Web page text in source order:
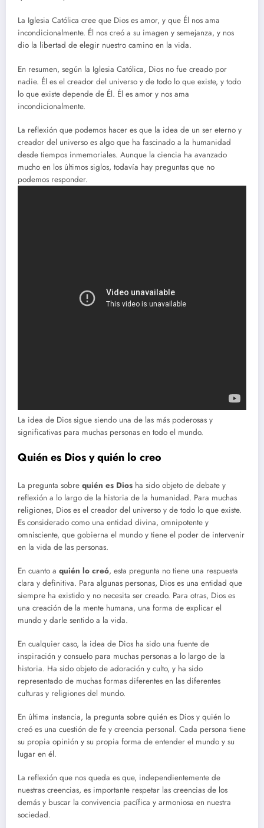
La Iglesia Católica cree que Dios es amor, y que Él nos ama
incondicionalmente. Él nos creó a su imagen y semejanza, y nos
dio la libertad de elegir nuestro camino en la vida.
En resumen, según la Iglesia Católica, Dios no fue creado por
nadie. Él es el creador del universo y de todo lo que existe, y todo
lo que existe depende de Él. Él es amor y nos ama
incondicionalmente.
La reflexión que podemos hacer es que la idea de un ser eterno y
creador del universo es algo que ha fascinado a la humanidad
desde tiempos inmemoriales. Aunque la ciencia ha avanzado
mucho en los últimos siglos, todavía hay preguntas que no
podemos responder.
La idea de Dios sigue siendo una de las más poderosas y
significativas para muchas personas en todo el mundo.
Quién es Dios y quién lo creo
La pregunta sobre quién es Dios ha sido objeto de debate y
reflexión a lo largo de la historia de la humanidad. Para muchas
religiones, Dios es el creador del universo y de todo lo que existe.
Es considerado como una entidad divina, omnipotente y
omnisciente, que gobierna el mundo y tiene el poder de intervenir
en la vida de las personas.
En cuanto a quién lo creó, esta pregunta no tiene una respuesta
clara y definitiva. Para algunas personas, Dios es una entidad que
siempre ha existido y no necesita ser creado. Para otras, Dios es
una creación de la mente humana, una forma de explicar el
mundo y darle sentido a la vida.
En cualquier caso, la idea de Dios ha sido una fuente de
inspiración y consuelo para muchas personas a lo largo de la
historia. Ha sido objeto de adoración y culto, y ha sido
representado de muchas formas diferentes en las diferentes
culturas y religiones del mundo.
En última instancia, la pregunta sobre quién es Dios y quién lo
creó es una cuestión de fe y creencia personal. Cada persona tiene
su propia opinión y su propia forma de entender el mundo y su
lugar en él.
La reflexión que nos queda es que, independientemente de
nuestras creencias, es importante respetar las creencias de los
demás y buscar la convivencia pacífica y armoniosa en nuestra
sociedad.